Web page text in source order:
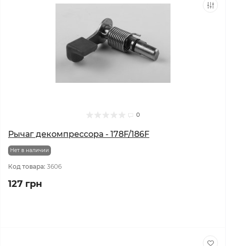
0
Рычаг декомпрессора - 178F/186F
Нет в наличии
Код товара: 3606
127 грн